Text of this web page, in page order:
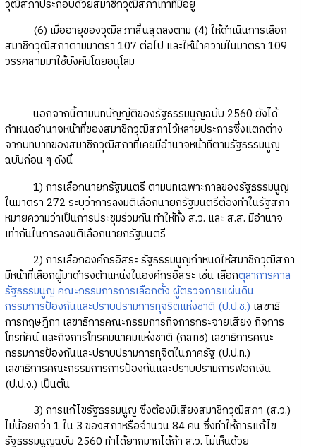
วุฒิสภาประกอบด้วยสมาชิกวุฒิสภาเท่าที่มีอยู่
(6) เมื่ออายุของวุฒิสภาสิ้นสุดลงตาม (4) ให้ดําเนินการเลือก
สมาชิกวุฒิสภาตามมาตรา 107 ต่อไป และให้นําความในมาตรา 109
วรรคสามมาใช้บังคับโดยอนุโลม
นอกจากนี้ตามบทบัญญัติของรัฐธรรมนูญฉบับ 2560 ยังได้
กำหนดอำนาจหน้าที่ของสมาชิกวุฒิสภาไว้หลายประการซึ่งแตกต่าง
จากบทบาทของสมาชิกวุฒิสภาที่เคยมีอำนาจหน้าที่ตามรัฐธรรมนูญ
ฉบับก่อน ๆ ดังนี้
1) การเลือกนายกรัฐมนตรี ตามบทเฉพาะกาลของรัฐธรรมนูญ
ในมาตรา 272 ระบุว่าการลงมติเลือกนายกรัฐมนตรีต้องทำในรัฐสภา
หมายความว่าเป็นการประชุมร่วมกัน ทำให้ทั้ง ส.ว. และ ส.ส. มีอำนาจ
เท่ากันในการลงมติเลือกนายกรัฐมนตรี
2) การเลือกองค์กรอิสระ รัฐธรรมนูญกำหนดให้สมาชิกวุฒิสภา
มีหน้าที่เลือกผู้มาดำรงตำแหน่งในองค์กรอิสระ เช่น เลือกตุลาการศาล
รัฐธรรมนูญ คณะกรรมการการเลือกตั้ง ผู้ตรวจการแผ่นดิน
กรรมการป้องกันและปราบปรามการทุจริตแห่งชาติ (ป.ป.ช.) เสขาธิ
การกฤษฎีกา เลขาธิการคณะกรรมการกิจการกระจายเสียง กิจการ
โทรทัศน์ และกิจการโทรคมนาคมแห่งชาติ (กสทช) เลขาธิการคณะ
กรรมการป้องกันและปราบปรามการทุจิตในภาครัฐ (ป.ป.ท.)
เลขาธิการคณะกรรมการการป้องกันและปราบปรามการฟอกเงิน
(ป.ป.ง.) เป็นต้น
3) การแก้ไขรัฐธรรมนูญ ซึ่งต้องมีเสียงสมาชิกวุฒิสภา (ส.ว.)
ไม่น้อยกว่า 1 ใน 3 ของสภาหรือจำนวน 84 คน ซึ่งทำให้การแก้ไข
รัฐธรรมนูญฉบับ 2560 ทำได้ยากมากได้ถ้า ส.ว. ไม่เห็นด้วย